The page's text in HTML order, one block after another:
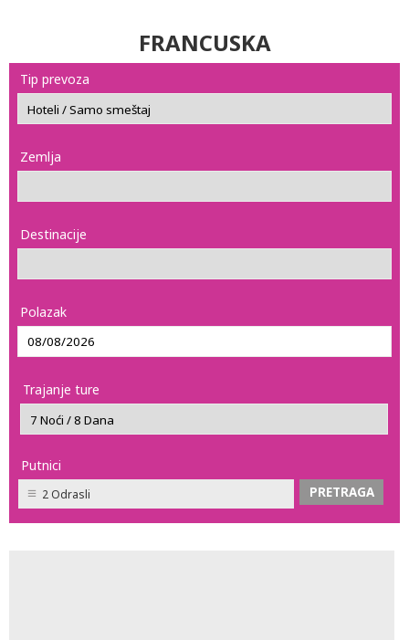
FRANCUSKA
Tip prevoza
Zemlja
Destinacije
Polazak
Trajanje ture
Putnici
2 Odrasli